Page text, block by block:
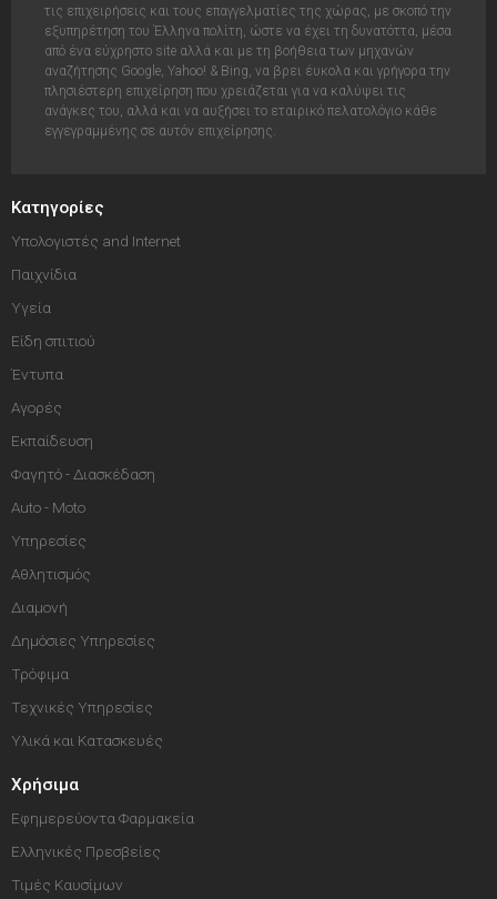
τις επιχειρήσεις και τους επαγγελματίες της χώρας, με σκοπό την
εξυπηρέτηση του Έλληνα πολίτη, ώστε να έχει τη δυνατόττα, μέσα
από ένα εύχρηστο site αλλά και με τη βοήθεια των μηχανών
αναζήτησης Google, Yahoo! & Bing, να βρει έυκολα και γρήγορα την
πλησιέστερη επιχείρηση που χρειάζεται για να καλύψει τις
ανάγκες του, αλλά και να αυξήσει το εταιρικό πελατολόγιο κάθε
εγγεγραμμένης σε αυτόν επιχείρησης.
Κατηγορίες
Υπολογιστές and Internet
Παιχνίδια
Υγεία
Είδη σπιτιού
Έντυπα
Αγορές
Εκπαίδευση
Φαγητό - Διασκέδαση
Auto - Moto
Υπηρεσίες
Αθλητισμός
Διαμονή
Δημόσιες Υπηρεσίες
Τρόφιμα
Τεχνικές Υπηρεσίες
Υλικά και Κατασκευές
Χρήσιμα
Εφημερεύοντα Φαρμακεία
Ελληνικές Πρεσβείες
Τιμές Καυσίμων